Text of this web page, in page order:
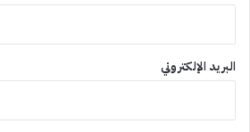
البريد الإلكتروني